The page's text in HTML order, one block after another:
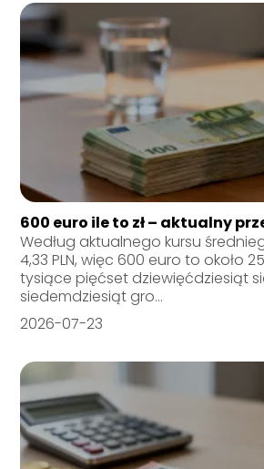
600 euro ile to zł – aktualny
Według aktualnego kursu
4,33 PLN, więc 600 euro to około
tysiące pięćset dziewięćdziesiąt
siedemdziesiąt gro...
2026-07-23